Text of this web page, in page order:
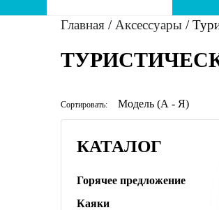
Главная / Аксессуары /
Сортировать:
КАТАЛОГ
Горячее предложение
Каяки